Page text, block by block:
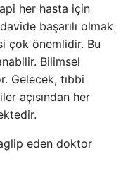
her hasta için
başarılı olmak
çok önemlidir. Bu
Bilimsel
Gelecek, tıbbi
açısından her
eden doktor